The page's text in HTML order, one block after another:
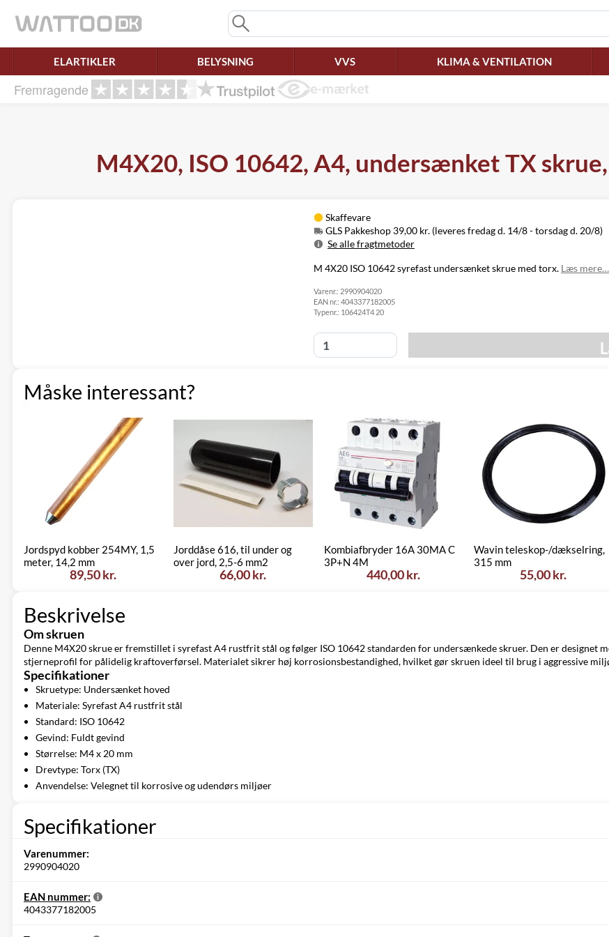
ELARTIKLER BELYSNING VVS KLIMA & VENTILATION
Fremragende
M4X20, ISO 10642, A4, undersænket TX
Skaffevare
GLS Pakkeshop 39,00 kr. (leveres fredag d. 14/8 - torsdag d. 20/8)
Se alle fragtmetoder
Metode
Pris Leveres
GLS Pakkeshop
49,00 kr.
-
Fredag d. 14/8
M 4X20 ISO 10642 syrefast undersænket skrue med torx. Læs mere…
Varenr.: 2990904020
EAN nr.: 4043377182005
Typenr.: 106424T4 20
Måske interessant?
Jordspyd kobber 254MY, 1,5
meter, 14,2 mm
89,50 kr.
Jorddåse 616, til under og
over jord, 2,5-6 mm2
66,00 kr.
Kombiafbryder 16A 30MA C
3P+N 4M
440,00 kr.
Wavin teleskop-/dækselring,
315 mm
55,00 kr.
Beskrivelse
Om skruen
Denne M4X20 skrue er fremstillet i syrefast A4 rustfrit stål og følger ISO 10642 standarden for undersænkede skruer. Den er designet
stjerneprofil for pålidelig kraftoverførsel. Materialet sikrer høj korrosionsbestandighed, hvilket gør skruen ideel til brug i aggressive
Specifikationer
Skruetype: Undersænket hoved
Materiale: Syrefast A4 rustfrit stål
Standard: ISO 10642
Gevind: Fuldt gevind
Størrelse: M4 x 20 mm
Drevtype: Torx (TX)
Anvendelse: Velegnet til korrosive og udendørs miljøer
Specifikationer
Varenummer:
2990904020
EAN nummer:
4043377182005
Ret samtykke!